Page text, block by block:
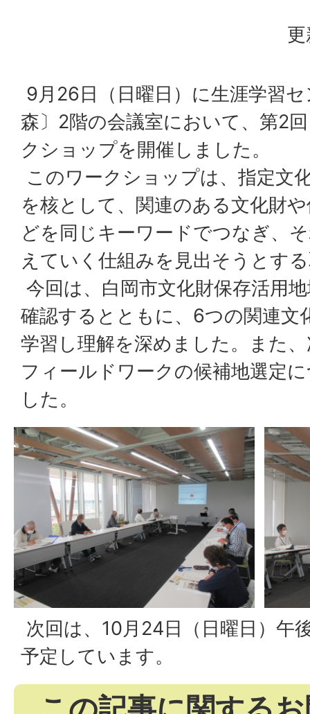
9月26日（日曜日）に生涯学習
森〕2階の会議室において、第2
クショップを開催しました。
このワークショップは、指定文
を核として、関連のある文化財
どを同じキーワードでつなぎ、
えていく仕組みを見出そうとす
今回は、白岡市文化財保存活用
確認するとともに、6つの関連文
学習し理解を深めました。また
フィールドワークの候補地選定
した。
次回は、10月24日（日曜日）午
予定しています。